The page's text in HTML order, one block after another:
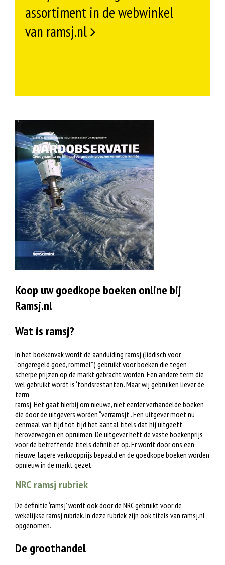
assortiment in de webwinkel
van ramsj.nl
Koop uw goedkope boeken online bij
Ramsj.nl
Wat is ramsj?
In het boekenvak wordt de aanduiding ramsj (Jiddisch voor
“ongeregeld goed, rommel”) gebruikt voor boeken die tegen
scherpe prijzen op de markt gebracht worden. Een andere term die
wel gebruikt wordt is ‘fondsrestanten’. Maar wij gebruiken liever de
term
ramsj. Het gaat hierbij om nieuwe, niet eerder verhandelde boeken
die door de uitgevers worden “verramsjt”. Een uitgever moet nu
eenmaal van tijd tot tijd het aantal titels dat hij uitgeeft
heroverwegen en opruimen. De uitgever heft de vaste boekenprijs
voor de betreffende titels definitief op. Er wordt door ons een
nieuwe, lagere verkoopprijs bepaald en de goedkope boeken worden
opnieuw in de markt gezet.
NRC ramsj rubriek
De definitie ‘ramsj’ wordt ook door de NRC gebruikt voor de
wekelijkse ramsj rubriek. In deze rubriek zijn ook titels van ramsj.nl
opgenomen.
De groothandel